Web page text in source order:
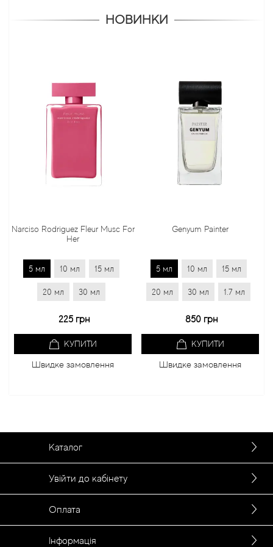
НОВИНКИ
Narciso Rodriguez Fleur Musc For
Her
5 мл 10 мл 15 мл
20 мл 30 мл
225 грн
КУПИТИ
Швидке замовлення
Genyum Painter
5 мл 10 мл 15 мл
20 мл 30 мл 1.7 мл
850 грн
КУПИТИ
Швидке замовлення
Каталог
Увійти до кабінету
Оплата
Інформація